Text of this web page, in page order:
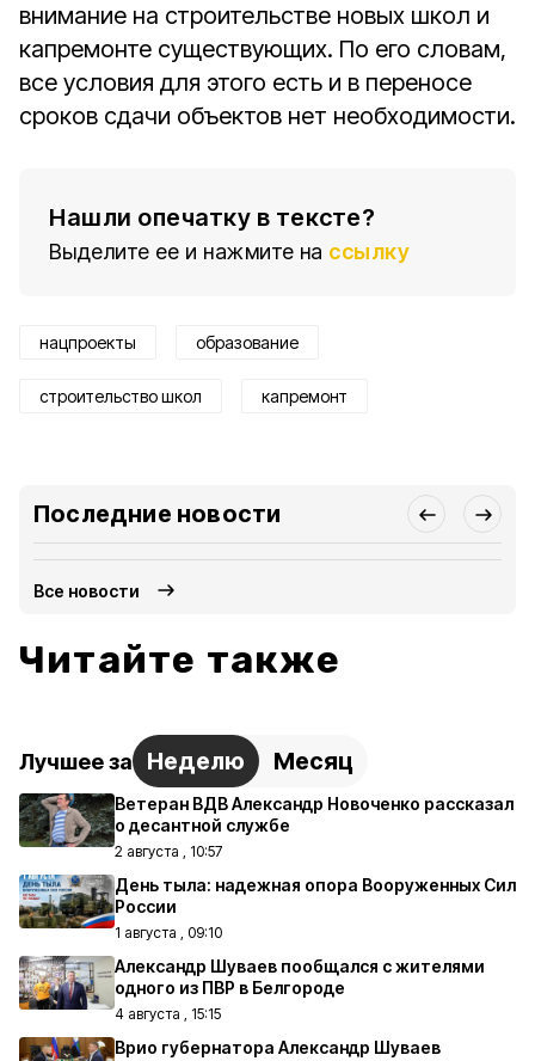
внимание на строительстве новых школ и
капремонте существующих. По его словам,
все условия для этого есть и в переносе
сроков сдачи объектов нет необходимости.
Нашли опечатку в тексте?
Выделите ее и нажмите на ссылку
нацпроекты образование
строительство школ капремонт
Последние новости
Все новости
Читайте также
Лучшее за Неделю Месяц
Ветеран ВДВ Александр Новоченко рассказал
о десантной службе
2 августа , 10:57
День тыла: надежная опора Вооруженных Сил
России
1 августа , 09:10
Александр Шуваев пообщался с жителями
одного из ПВР в Белгороде
4 августа , 15:15
Врио губернатора Александр Шуваев